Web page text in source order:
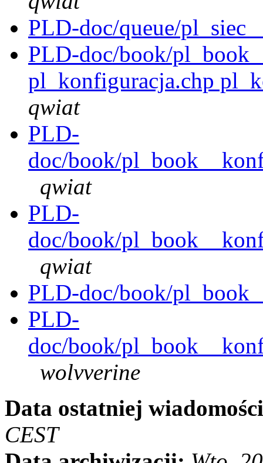
PLD-doc/queue/
PLD-doc/book/
pl_konfiguracja.chp
qwiat
PLD-
doc/book/
qwiat
PLD-
doc/book/
qwiat
PLD-doc/book/
PLD-
doc/book/
wolvverine
Data ostatniej
CEST